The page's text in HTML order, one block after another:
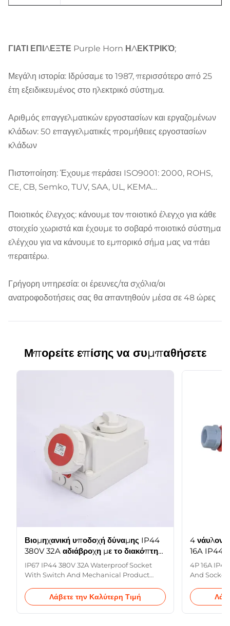
ΓΙΑΤΙ ΕΠΙΛΕΞΤΕ Purple Horn ΗΛΕΚΤΡΙΚΌ;
Μεγάλη ιστορία: Ιδρύσαμε το 1987, περισσότερο από 25
έτη εξειδικευμένος στο ηλεκτρικό σύστημα.
Αριθμός επαγγελματικών εργοστασίων και εργαζομένων
κλάδων: 50 επαγγελματικές προμήθειες εργοστασίων
κλάδων
Πιστοποίηση: Έχουμε περάσει ISO9001: 2000, ROHS,
CE, CB, Semko, TUV, SAA, UL, KEMA…
Ποιοτικός έλεγχος: κάνουμε τον ποιοτικό έλεγχο για κάθε
στοιχείο χωριστά και έχουμε το σοβαρό ποιοτικό σύστημα
ελέγχου για να κάνουμε το εμπορικό σήμα μας να πάει
περαιτέρω.
Γρήγορη υπηρεσία: οι έρευνες/τα σχόλια/οι
ανατροφοδοτήσεις σας θα απαντηθούν μέσα σε 48 ώρες
Μπορείτε επίσης να συμπαθήσετε
Βιομηχανική υποδοχή δύναμης IP44
380V 32A αδιάβροχη με το διακόπτη
μηχανικό
IP67 IP44 380V 32A Waterproof Socket
With Switch And Mechanical Product
16A,32A,63A No. of poles
2P+E,3P+E,3P+N+E Voltage 110V-
130V;220V-250V;380V-415V Protection
Λάβετε την Καλύτερη Τιμή
4 νάυλον
16A IP44
υποδοχών
4P 16A
And
16A,32A
Voltage
Protection